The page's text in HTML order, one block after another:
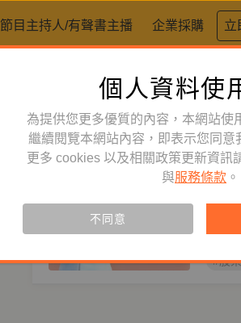
節目主持人/有聲書主播 企業採購 立
訂閱
財經
主持人
從投
財的
#股票
個人資料使
為提供您更多優質的內容，本網站使
繼續閱覽本網站內容，即表示您同意
更多 cookies 以及相關政策更新資訊
與服務條款 。
不同意